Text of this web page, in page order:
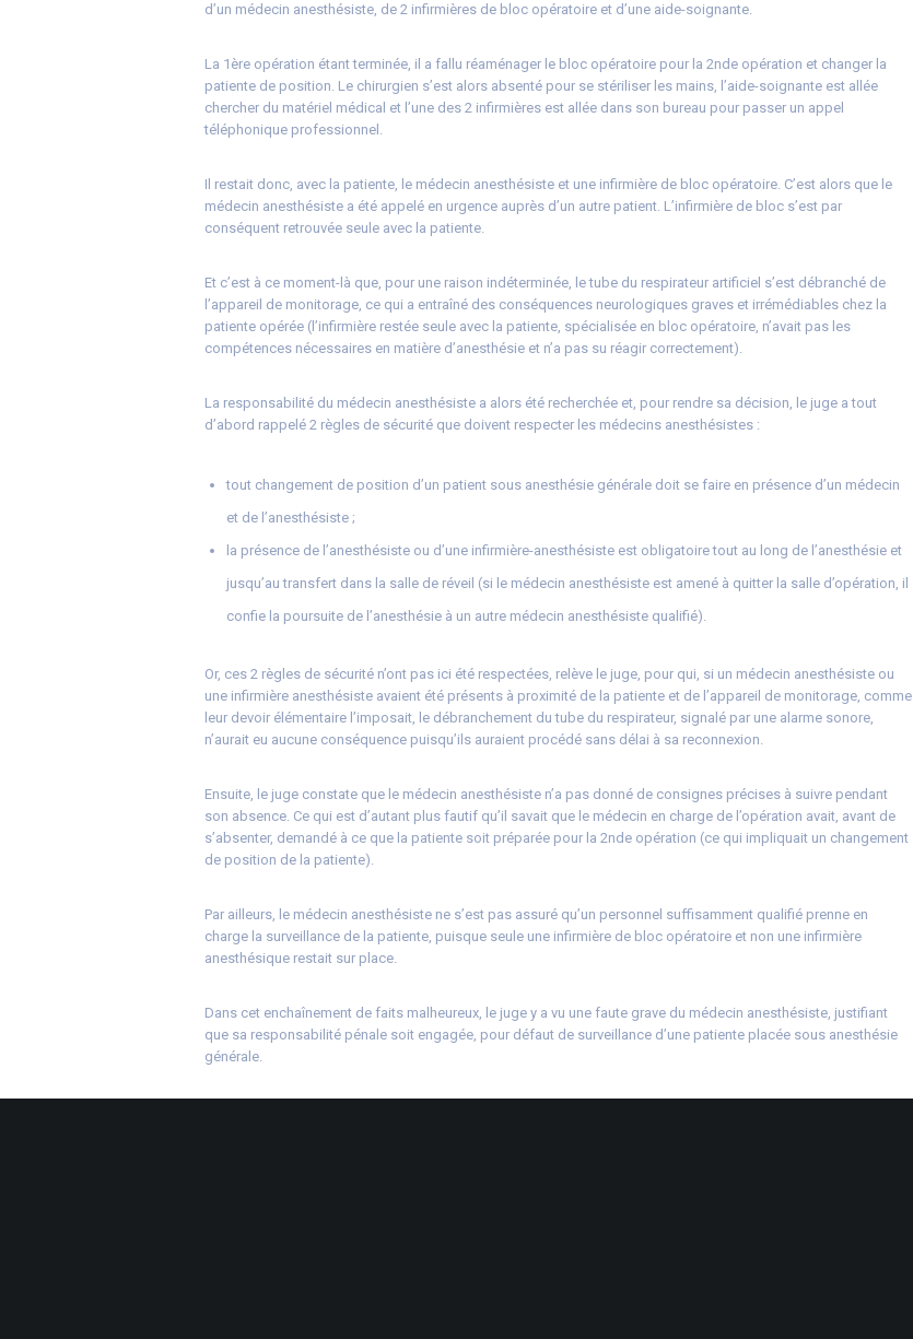
d’un médecin anesthésiste, de 2 infirmières de bloc opératoire et d’une aide-soignante.
La 1ère opération étant terminée, il a fallu réaménager le bloc opératoire pour la 2nde opération et changer la
patiente de position. Le chirurgien s’est alors absenté pour se stériliser les mains, l’aide-soignante est allée
chercher du matériel médical et l’une des 2 infirmières est allée dans son bureau pour passer un appel
téléphonique professionnel.
Il restait donc, avec la patiente, le médecin anesthésiste et une infirmière de bloc opératoire. C’est alors que le
médecin anesthésiste a été appelé en urgence auprès d’un autre patient. L’infirmière de bloc s’est par
conséquent retrouvée seule avec la patiente.
Et c’est à ce moment-là que, pour une raison indéterminée, le tube du respirateur artificiel s’est débranché de
l’appareil de monitorage, ce qui a entraîné des conséquences neurologiques graves et irrémédiables chez la
patiente opérée (l’infirmière restée seule avec la patiente, spécialisée en bloc opératoire, n’avait pas les
compétences nécessaires en matière d’anesthésie et n’a pas su réagir correctement).
La responsabilité du médecin anesthésiste a alors été recherchée et, pour rendre sa décision, le juge a tout
d’abord rappelé 2 règles de sécurité que doivent respecter les médecins anesthésistes :
tout changement de position d’un patient sous anesthésie générale doit se faire en présence d’un médecin
et de l’anesthésiste ;
la présence de l’anesthésiste ou d’une infirmière-anesthésiste est obligatoire tout au long de l’anesthésie et
jusqu’au transfert dans la salle de réveil (si le médecin anesthésiste est amené à quitter la salle d’opération, il
confie la poursuite de l’anesthésie à un autre médecin anesthésiste qualifié).
Or, ces 2 règles de sécurité n’ont pas ici été respectées, relève le juge, pour qui, si un médecin anesthésiste ou
une infirmière anesthésiste avaient été présents à proximité de la patiente et de l’appareil de monitorage, comme
leur devoir élémentaire l’imposait, le débranchement du tube du respirateur, signalé par une alarme sonore,
n’aurait eu aucune conséquence puisqu’ils auraient procédé sans délai à sa reconnexion.
Ensuite, le juge constate que le médecin anesthésiste n’a pas donné de consignes précises à suivre pendant
son absence. Ce qui est d’autant plus fautif qu’il savait que le médecin en charge de l’opération avait, avant de
s’absenter, demandé à ce que la patiente soit préparée pour la 2nde opération (ce qui impliquait un changement
de position de la patiente).
Par ailleurs, le médecin anesthésiste ne s’est pas assuré qu’un personnel suffisamment qualifié prenne en
charge la surveillance de la patiente, puisque seule une infirmière de bloc opératoire et non une infirmière
anesthésique restait sur place.
Dans cet enchaînement de faits malheureux, le juge y a vu une faute grave du médecin anesthésiste, justifiant
que sa responsabilité pénale soit engagée, pour défaut de surveillance d’une patiente placée sous anesthésie
générale.